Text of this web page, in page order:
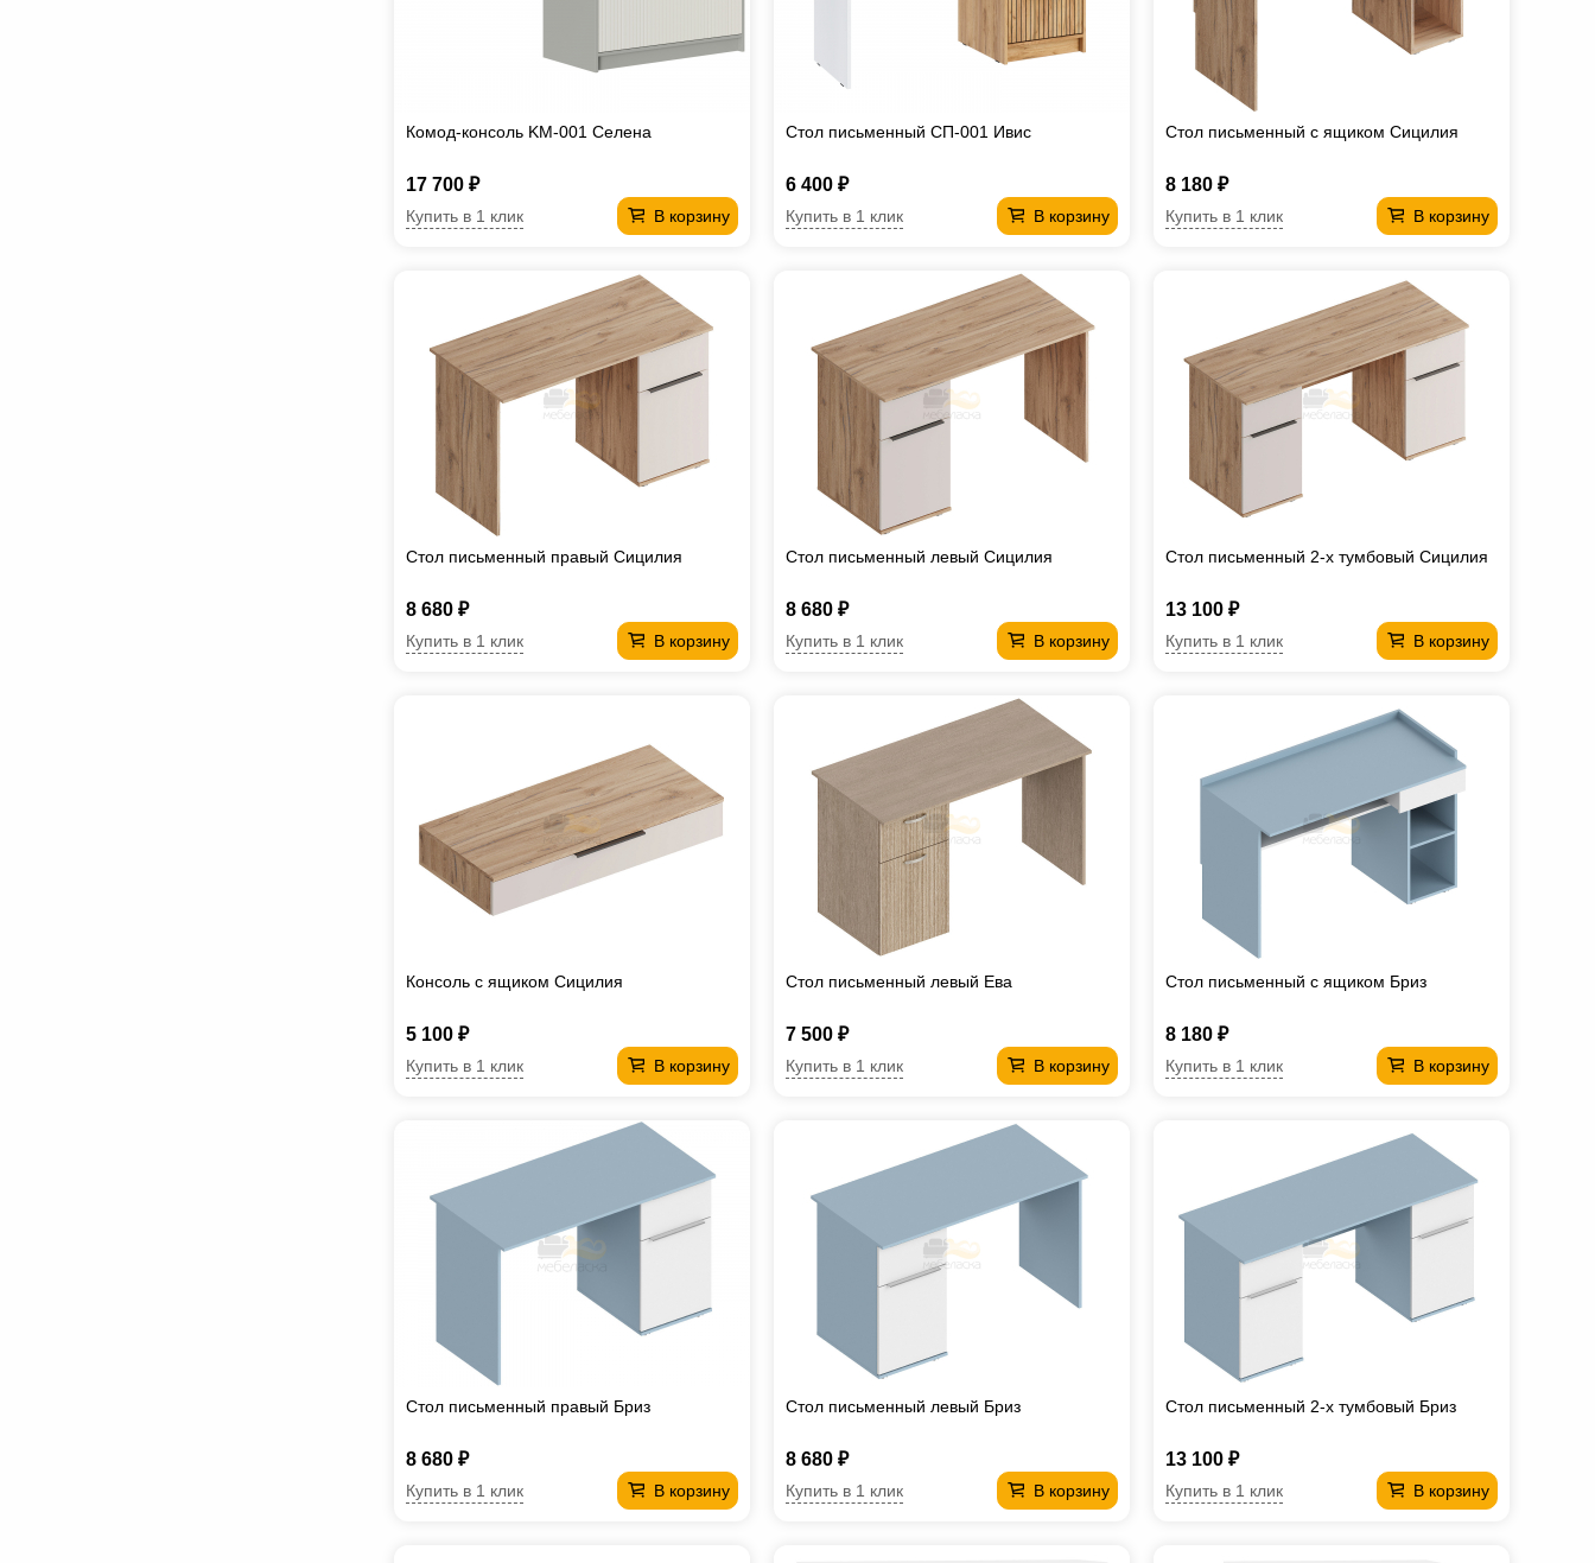
Комод-консоль KM-001 Селена
17 700 ₽
В корзину
Купить в 1 клик
Стол письменный СП-001 Ивис
6 400 ₽
В корзину
Купить в 1 клик
Стол письменный с ящиком Сицилия
8 180 ₽
В корзину
Купить в 1 клик
Стол письменный правый Сицилия
8 680 ₽
В корзину
Купить в 1 клик
Стол письменный левый Сицилия
8 680 ₽
В корзину
Купить в 1 клик
Стол письменный 2-х тумбовый Сицилия
13 100 ₽
В корзину
Купить в 1 клик
Консоль с ящиком Сицилия
5 100 ₽
В корзину
Купить в 1 клик
Стол письменный левый Ева
7 500 ₽
В корзину
Купить в 1 клик
Стол письменный с ящиком Бриз
8 180 ₽
В корзину
Купить в 1 клик
Стол письменный правый Бриз
8 680 ₽
В корзину
Купить в 1 клик
Стол письменный левый Бриз
8 680 ₽
В корзину
Купить в 1 клик
Стол письменный 2-х тумбовый Бриз
13 100 ₽
В корзину
Купить в 1 клик